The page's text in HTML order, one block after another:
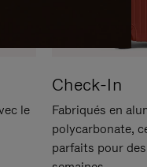
le
Check-In
Fabriqués en
polycarbonate,
parfaits pour